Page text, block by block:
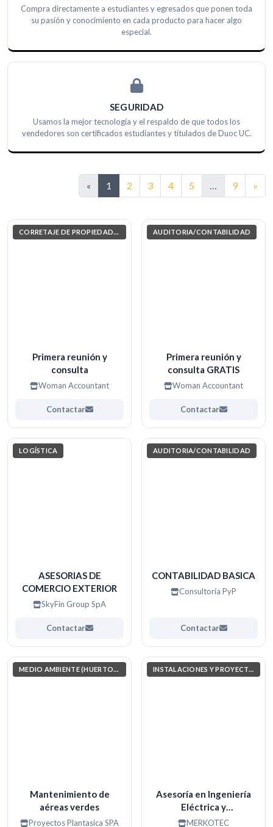
Compra directamente a estudiantes y egresados que ponen toda
su pasión y conocimiento en cada producto para hacer algo
especial.
SEGURIDAD
Usamos la mejor tecnología y el respaldo de que todos los
vendedores son certificados estudiantes y títulados de Duoc UC.
« 1 2 3 4 5 … 9 »
CORRETAJE DE PROPIEDADES
Primera reunión y
consulta
Woman Accountant
Contactar
AUDITORIA/CONTABILIDAD
Primera reunión y
consulta GRATIS
Woman Accountant
Contactar
LOGÍSTICA
ASESORIAS DE
COMERCIO EXTERIOR
SkyFin Group SpA
Contactar
AUDITORIA/CONTABILIDAD
CONTABILIDAD BASICA
Consultoría PyP
Contactar
MEDIO AMBIENTE (HUERTOS, JARDINERÍA, COSAS POR EL ESTILO)
Mantenimiento de
aéreas verdes
Proyectos Plantasica SPA
INSTALACIONES Y PROYECTOS ELÉCTRICOS
Asesoría en Ingeniería
Eléctrica y
Automatización
MERKOTEC